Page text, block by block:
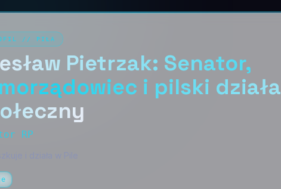
// PIŁA
Pietrzak: Senator,
i pilski
RP